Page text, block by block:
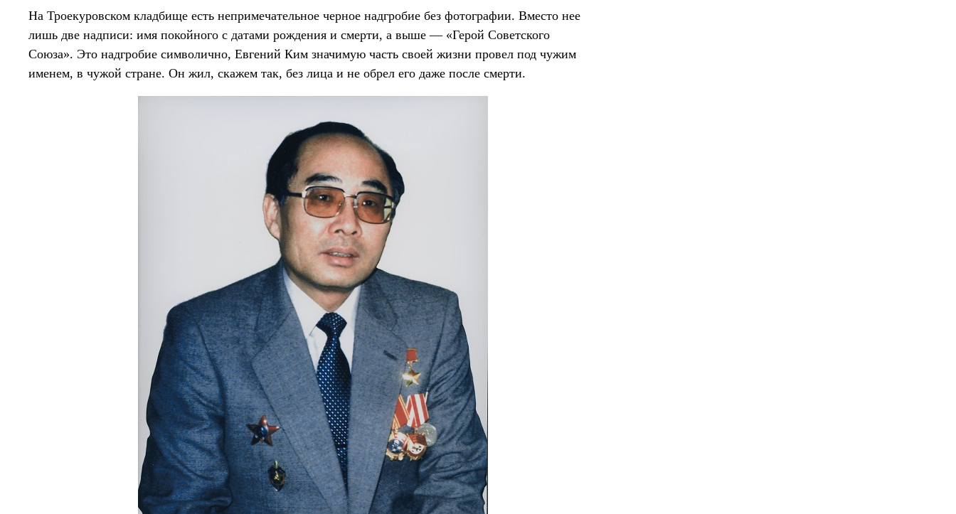
На Троекуровском кладбище есть непримечательное черное надгробие без фотографии. Вместо нее
лишь две надписи: имя покойного с датами рождения и смерти, а выше — «Герой Советского
Союза». Это надгробие символично, Евгений Ким значимую часть своей жизни провел под чужим
именем, в чужой стране. Он жил, скажем так, без лица и не обрел его даже после смерти.